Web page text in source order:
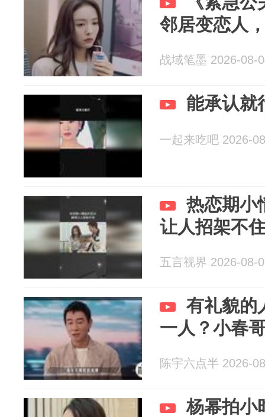
邻居变恋人
战域笔墨 2026-08-
能承认就
一起来吃吧 2026-
热恋期小
让人招架不
五言视界 2026-08-
有礼貌的
一人？小春
陈宇六点半 2026-
杨幂拍小